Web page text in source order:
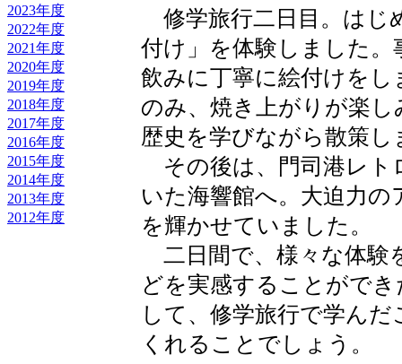
2023年度
2022年度
2021年度
2020年度
2019年度
2018年度
2017年度
2016年度
2015年度
2014年度
2013年度
2012年度
修学旅行二日目。はじ
付け」を体験しました
飲みに丁寧に絵付けを
のみ、焼き上がりが楽
歴史を学びながら散策し
その後は、門司港レト
いた海響館へ。大迫力
を輝かせていました。
二日間で、様々な体験
どを実感することがで
して、修学旅行で学ん
くれることでしょう。